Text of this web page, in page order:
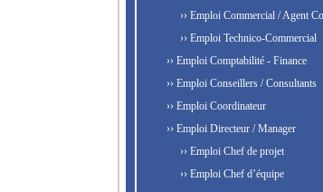
›› Emploi Commercial / Agent
›› Emploi Technico-Commercial
›› Emploi Comptabilité - Finance
›› Emploi Conseillers / Consultants
›› Emploi Coordinateur
›› Emploi Directeur / Manager
›› Emploi Chef de projet
›› Emploi Chef d’équipe